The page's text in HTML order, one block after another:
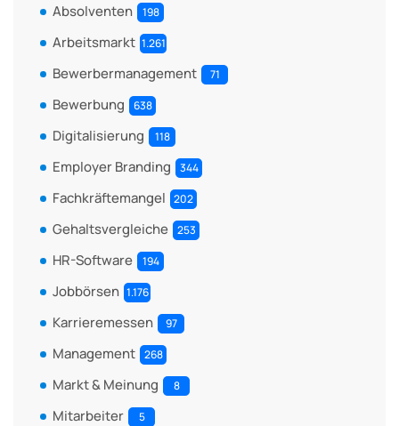
Absolventen 198
Arbeitsmarkt 1.261
Bewerbermanagement 71
Bewerbung 638
Digitalisierung 118
Employer Branding 344
Fachkräftemangel 202
Gehaltsvergleiche 253
HR-Software 194
Jobbörsen 1.176
Karrieremessen 97
Management 268
Markt & Meinung 8
Mitarbeiter 5